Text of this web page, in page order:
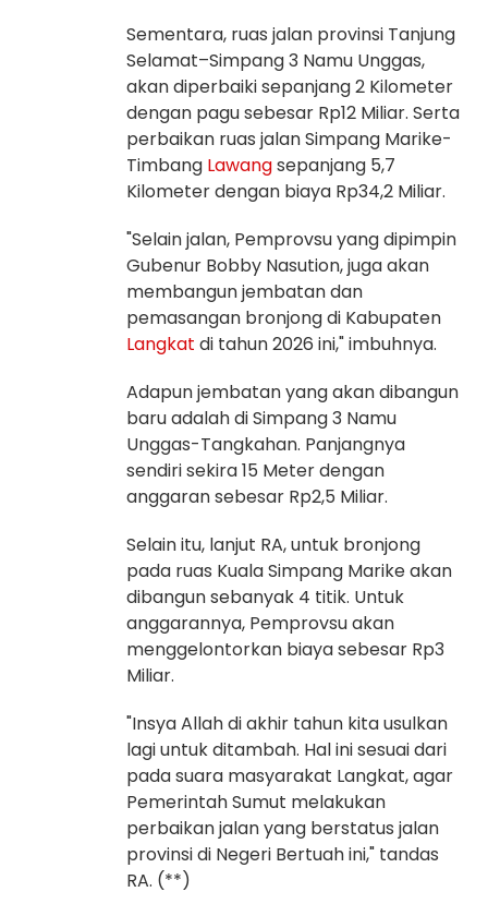
Sementara, ruas jalan provinsi Tanjung
Selamat–Simpang 3 Namu Unggas,
akan diperbaiki sepanjang 2 Kilometer
dengan pagu sebesar Rp12 Miliar. Serta
perbaikan ruas jalan Simpang Marike-
Timbang Lawangsepanjang 5,7
Kilometer dengan biaya Rp34,2 Miliar.
"Selain jalan, Pemprovsu yang dipimpin
Gubenur Bobby Nasution, juga akan
membangun jembatan dan
pemasangan bronjong di Kabupaten
Langkat di tahun 2026 ini," imbuhnya.
Adapun jembatan yang akan dibangun
baru adalah di Simpang 3 Namu
Unggas-Tangkahan. Panjangnya
sendiri sekira 15 Meter dengan
anggaran sebesar Rp2,5 Miliar.
Selain itu, lanjut RA, untuk bronjong
pada ruas Kuala Simpang Marike akan
dibangun sebanyak 4 titik. Untuk
anggarannya, Pemprovsu akan
menggelontorkan biaya sebesar Rp3
Miliar.
"Insya Allah di akhir tahun kita usulkan
lagi untuk ditambah. Hal ini sesuai dari
pada suara masyarakat Langkat, agar
Pemerintah Sumut melakukan
perbaikan jalan yang berstatus jalan
provinsi di Negeri Bertuah ini," tandas
RA. (**)